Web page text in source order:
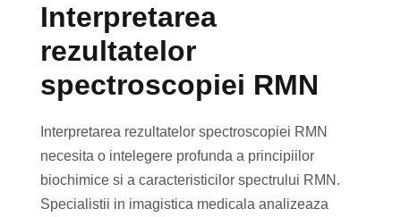
Interpretarea
rezultatelor
spectroscopiei RMN
Interpretarea rezultatelor spectroscopiei RMN
necesita o intelegere profunda a principiilor
biochimice si a caracteristicilor spectrului RMN.
Specialistii in imagistica medicala analizeaza